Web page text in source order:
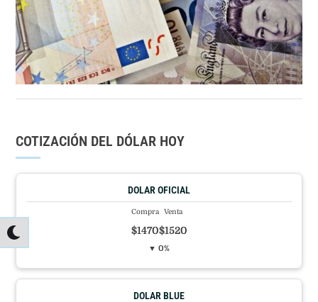
COTIZACIÓN DEL DÓLAR HOY
DOLAR OFICIAL
Compra
$1470
Venta
$1520
▼ 0%
DOLAR BLUE